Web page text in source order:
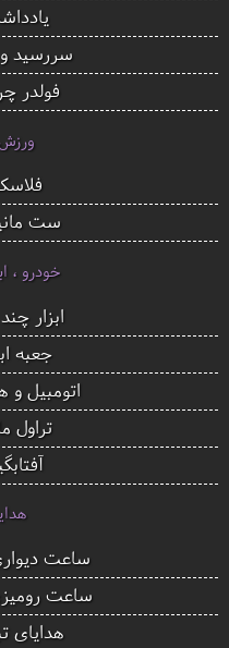
سررسید
فولدر
ست
خودرو ،
ابزار
جعبه
اتومبیل و
تراول
ساعت
ساعت
هدایای